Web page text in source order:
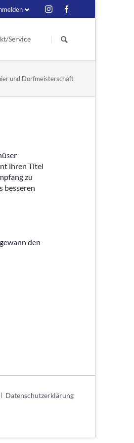
überspringen
Service
und Dorfmeisterschaft
ihren Titel
zu
besseren
den
Datenschutzerklärung